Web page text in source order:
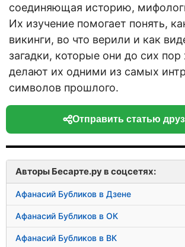
соединяющая историю,
Их изучение помогает понять,
викинги, во что верили и как
загадки, которые они до сих пор
делают их одними из самых
символов прошлого.
Отправить статью
Авторы Бесарте.ру в соцсетях:
Афанасий Бубликов в Дзене
Афанасий Бубликов в ОК
Афанасий Бубликов в ВК